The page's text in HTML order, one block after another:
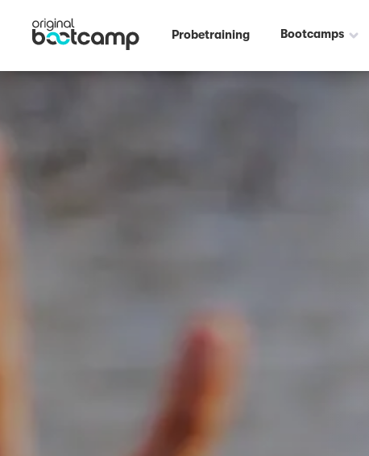
Probetraining Bootcamps